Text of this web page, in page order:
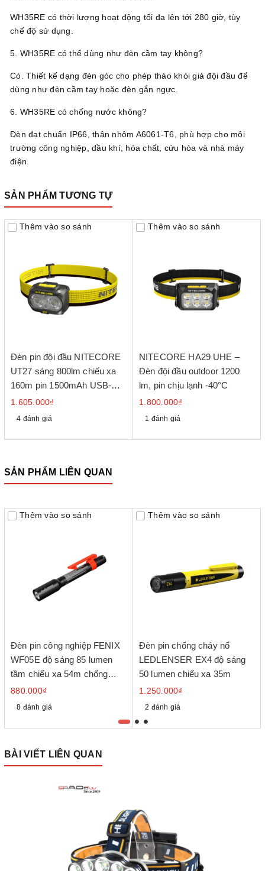
WH35RE có thời lượng hoạt động tối đa lên tới 280 giờ, tùy
chế độ sử dụng.
5. WH35RE có thể dùng như đèn cầm tay không?
Có. Thiết kế dạng đèn góc cho phép tháo khỏi giá đội đầu để
dùng như đèn cầm tay hoặc đèn gắn ngực.
6. WH35RE có chống nước không?
Đèn đạt chuẩn IP66, thân nhôm A6061-T6, phù hợp cho môi
trường công nghiệp, dầu khí, hóa chất, cứu hỏa và nhà máy
điện.
SẢN PHẨM TƯƠNG TỰ
Thêm vào so sánh
Đèn pin đội đầu NITECORE
UT27 sáng 800lm chiếu xa
160m pin 1500mAh USB-C
chuyên chạy marathon, chạy
trail
1.605.000₫
4 đánh giá
Thêm vào so sánh
NITECORE HA29 UHE –
Đèn đội đầu outdoor 1200
lm, pin chịu lạnh -40°C
1.800.000₫
1 đánh giá
SẢN PHẨM LIÊN QUAN
Thêm vào so sánh
Đèn pin công nghiệp FENIX
WF05E độ sáng 85 lumen
tầm chiếu xa 54m chống
cháy nổ sử dụng 2 pin kiềm
AAA
880.000₫
8 đánh giá
Thêm vào so sánh
Đèn pin chống cháy nổ
LEDLENSER EX4 độ sáng
50 lumen chiếu xa 35m
1.250.000₫
2 đánh giá
BÀI VIẾT LIÊN QUAN